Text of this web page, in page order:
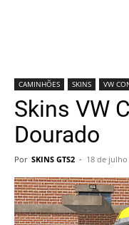
CAMINHÕES SKINS VW
Skins VW
Dourado
Por SKINS GTS2 - 18 de julho